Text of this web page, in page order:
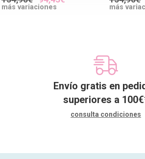
más variaciones más
Envío gratis en
superiores a 100€
consulta condiciones